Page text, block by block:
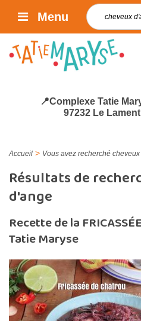
Rechercher :
Menu
📍Complexe Tatie
97232 Le
Accueil > Vous avez recherché
Résultats de
d'ange
Recette de la
Tatie Maryse